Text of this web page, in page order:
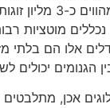
ה-0.1% הנותרים,
מוטציות
אלו הם בלתי
הגנומים יכולים
אכן,